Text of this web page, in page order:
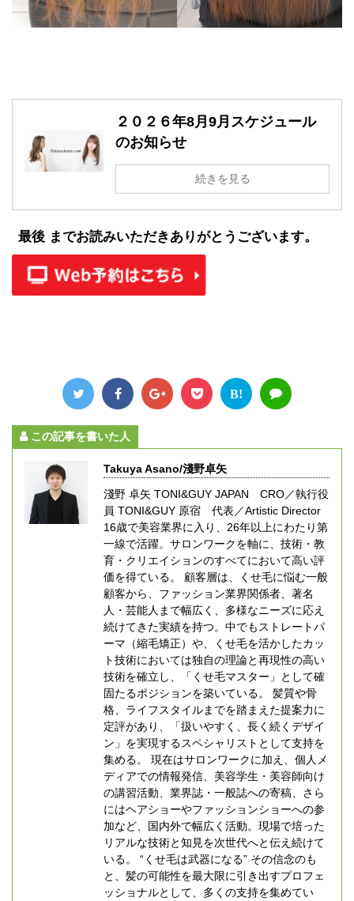
２０２６年8月9月スケジュール
のお知らせ
続きを見る
最後 までお読みいただきありがとうございます。
B!
この記事を書いた人
Takuya Asano/淺野卓矢
淺野 卓矢 TONI&GUY JAPAN CRO／執行役
員 TONI&GUY 原宿 代表／Artistic Director
16歳で美容業界に入り、26年以上にわたり第
一線で活躍。サロンワークを軸に、技術・教
育・クリエイションのすべてにおいて高い評
価を得ている。 顧客層は、くせ毛に悩む一般
顧客から、ファッション業界関係者、著名
人・芸能人まで幅広く、多様なニーズに応え
続けてきた実績を持つ。中でもストレートパ
ーマ（縮毛矯正）や、くせ毛を活かしたカッ
ト技術においては独自の理論と再現性の高い
技術を確立し、「くせ毛マスター」として確
固たるポジションを築いている。 髪質や骨
格、ライフスタイルまでを踏まえた提案力に
定評があり、「扱いやすく、長く続くデザイ
ン」を実現するスペシャリストとして支持を
集める。 現在はサロンワークに加え、個人メ
ディアでの情報発信、美容学生・美容師向け
の講習活動、業界誌・一般誌への寄稿、さら
にはヘアショーやファッションショーへの参
加など、国内外で幅広く活動。現場で培った
リアルな技術と知見を次世代へと伝え続けて
いる。 “くせ毛は武器になる” その信念のも
と、髪の可能性を最大限に引き出すプロフェ
ッショナルとして、多くの支持を集めてい